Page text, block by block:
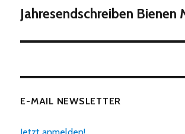
Nächster
Jahresendschreiben Bienen
E-MAIL NEWSLETTER